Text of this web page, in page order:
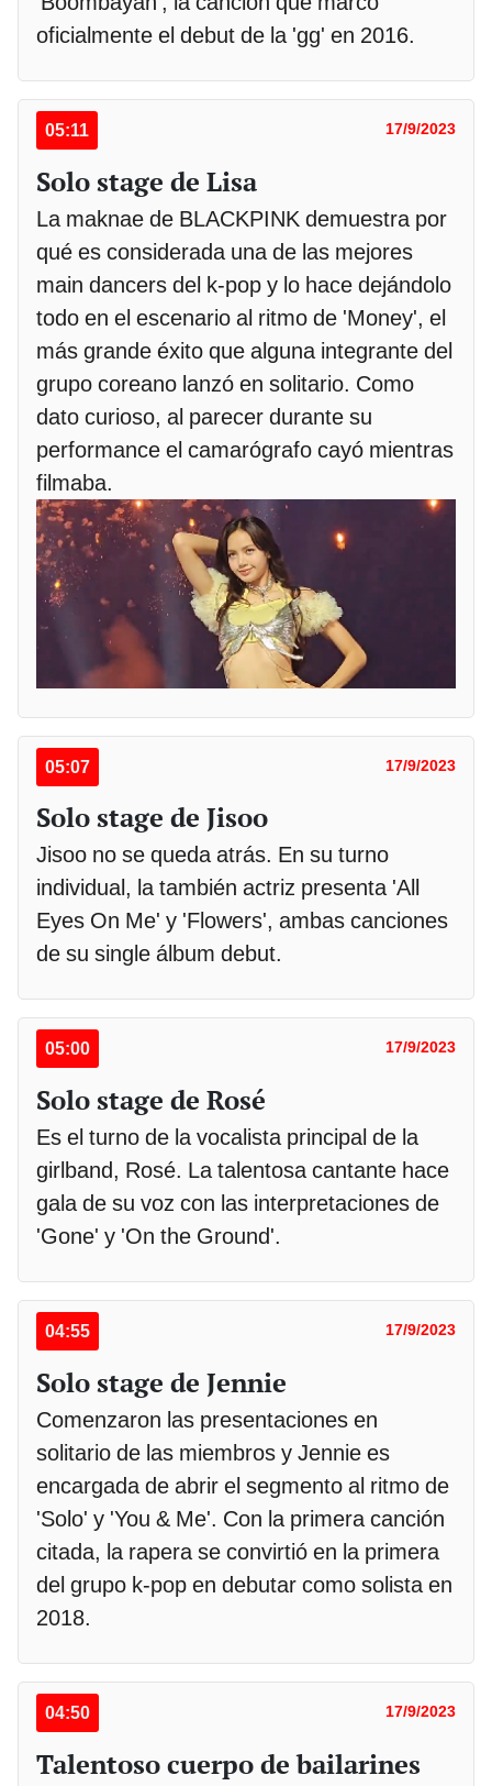
oficialmente el debut de la 'gg' en 2016.
05:11 17/9/2023
Solo stage de Lisa
La maknae de BLACKPINK demuestra por
qué es considerada una de las mejores
main dancers del k-pop y lo hace dejándolo
todo en el escenario al ritmo de 'Money', el
más grande éxito que alguna integrante del
grupo coreano lanzó en solitario. Como
dato curioso, al parecer durante su
performance el camarógrafo cayó mientras
filmaba.
05:07 17/9/2023
Solo stage de Jisoo
Jisoo no se queda atrás. En su turno
individual, la también actriz presenta 'All
Eyes On Me' y 'Flowers', ambas canciones
de su single álbum debut.
05:00 17/9/2023
Solo stage de Rosé
Es el turno de la vocalista principal de la
girlband, Rosé. La talentosa cantante hace
gala de su voz con las interpretaciones de
'Gone' y 'On the Ground'.
04:55 17/9/2023
Solo stage de Jennie
Comenzaron las presentaciones en
solitario de las miembros y Jennie es
encargada de abrir el segmento al ritmo de
'Solo' y 'You & Me'. Con la primera canción
citada, la rapera se convirtió en la primera
del grupo k-pop en debutar como solista en
2018.
04:50 17/9/2023
Talentoso cuerpo de bailarines